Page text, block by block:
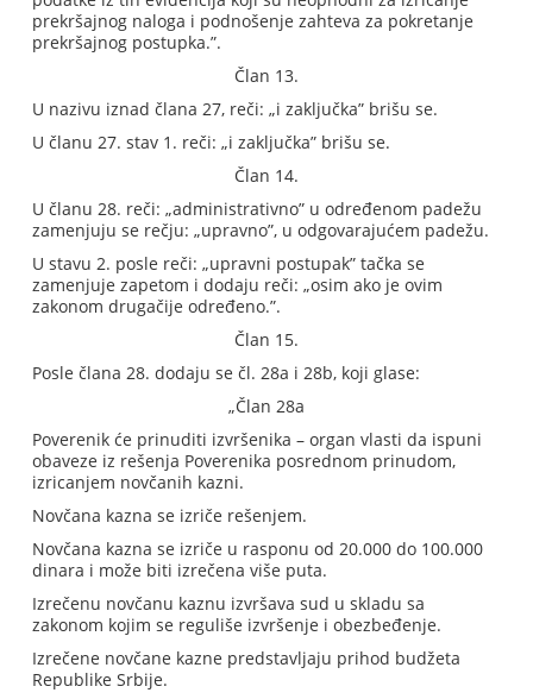
prekršajnog naloga i podnošenje zahteva za pokretanje
prekršajnog postupka.”.
Član 13.
U nazivu iznad člana 27, reči: „i zaključka” brišu se.
U članu 27. stav 1. reči: „i zaključka” brišu se.
Član 14.
U članu 28. reči: „administrativno” u određenom padežu
zamenjuju se rečju: „upravno”, u odgovarajućem padežu.
U stavu 2. posle reči: „upravni postupak” tačka se
zamenjuje zapetom i dodaju reči: „osim ako je ovim
zakonom drugačije određeno.”.
Član 15.
Posle člana 28. dodaju se čl. 28a i 28b, koji glase:
„Član 28a
Poverenik će prinuditi izvršenika – organ vlasti da ispuni
obaveze iz rešenja Poverenika posrednom prinudom,
izricanjem novčanih kazni.
Novčana kazna se izriče rešenjem.
Novčana kazna se izriče u rasponu od 20.000 do 100.000
dinara i može biti izrečena više puta.
Izrečenu novčanu kaznu izvršava sud u skladu sa
zakonom kojim se reguliše izvršenje i obezbeđenje.
Izrečene novčane kazne predstavljaju prihod budžeta
Republike Srbije.